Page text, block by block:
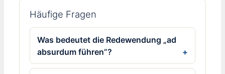
Häufige Fragen
Was bedeutet die Redewendung „ad
absurdum führen”?